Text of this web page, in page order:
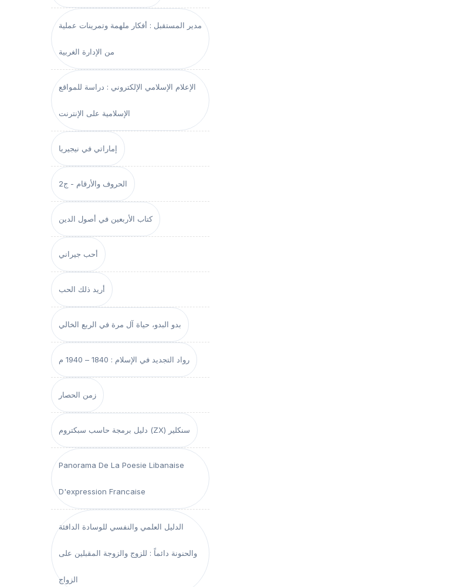
مدير المستقبل : أفكار ملهمة وتمرينات عملية
من الإدارة الغربية
الإعلام الإسلامي الإلكتروني : دراسة للمواقع
الإسلامية على الإنترنت
إماراتي في نيجيريا
الحروف والأرقام - ج2
كتاب الأربعين في أصول الدين
أحب جيراني
أريد ذلك الحب
بدو البدو، حياة آل مرة في الربع الخالي
رواد التجديد في الإسلام : 1840 – 1940 م
زمن الحصار
دليل برمجة حاسب سبكتروم (ZX) سنكلير
Panorama De La Poesie Libanaise
D'expression Francaise
الدليل العلمي والنفسي للوسادة الدافئة
والحنونة دائماً : للزوج والزوجة المقبلين على
الزواج